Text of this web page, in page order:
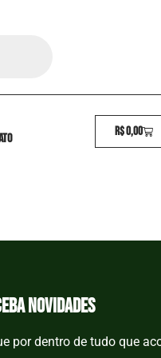
R$0,00
novidades
por dentro de tudo que